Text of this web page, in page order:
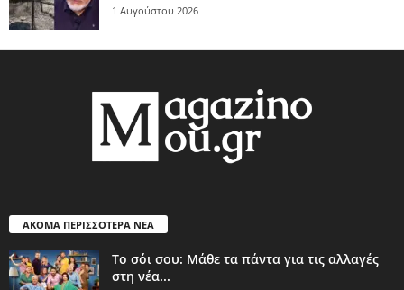
1 Αυγούστου 2026
ΑΚΟΜΑ ΠΕΡΙΣΣΟΤΕΡΑ ΝΕΑ
Το σόι σου: Μάθε τα πάντα για τις αλλαγές
στη νέα...